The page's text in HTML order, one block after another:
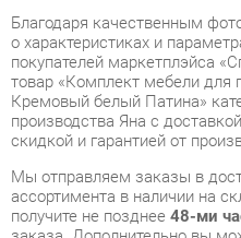
скидкой и гарантией от
Мы отправляем заказы в
ассортимента в наличии на
получите не позднее48-ми
заказа. Дополнительно вы
и сборку мебельных изделий.
Срок доставки в другие
на складах производителей,
Уточнить наличие, срок и
через форму обратной связи